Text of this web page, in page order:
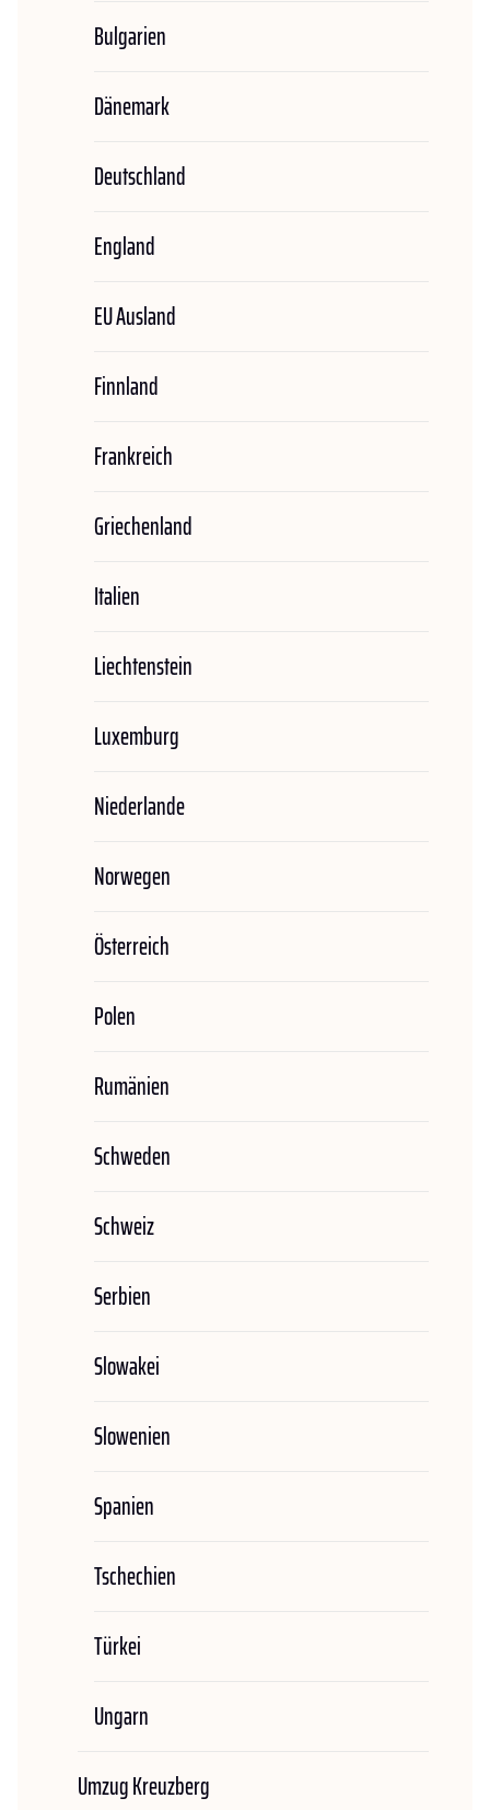
Bulgarien
Dänemark
Deutschland
England
EU Ausland
Finnland
Frankreich
Griechenland
Italien
Liechtenstein
Luxemburg
Niederlande
Norwegen
Österreich
Polen
Rumänien
Schweden
Schweiz
Serbien
Slowakei
Slowenien
Spanien
Tschechien
Türkei
Ungarn
Umzug Kreuzberg